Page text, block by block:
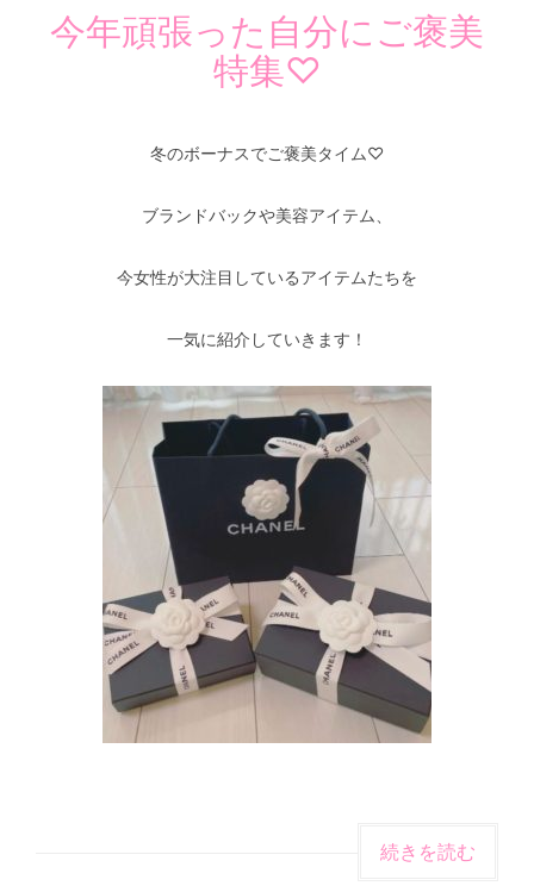
今年頑張った自分にご褒美
特集♡
冬のボーナスでご褒美タイム♡
ブランドバックや美容アイテム、
今女性が大注目しているアイテムたちを
一気に紹介していきます！
続きを読む